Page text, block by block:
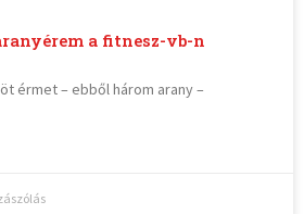
a fitnesz-vb-n
érmet – ebből három arany –